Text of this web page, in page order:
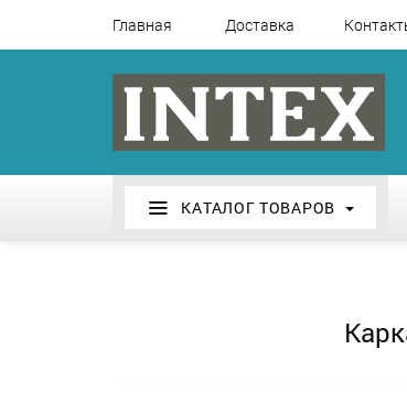
Главная Доставка
КАТАЛОГ ТОВАРОВ